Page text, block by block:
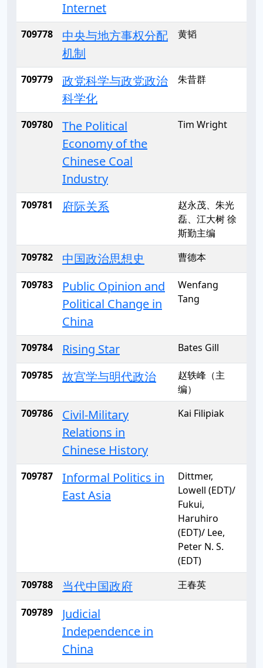
Internet
709778
中央与地方事权分配
机制
黄韬
709779
政党科学与政党政治
科学化
朱昔群
709780
The Political
Economy of the
Chinese Coal
Industry
Tim Wright
709781 府际关系
赵永茂、朱光
磊、江大树 徐
斯勤主编
709782
中国政治思想史 曹德本
709783
Public Opinion and
Political Change in
China
Wenfang
Tang
709784 Rising Star Bates Gill
709785 故宫学与明代政治
赵轶峰（主
编）
709786
Civil-Military
Relations in
Chinese History
Kai Filipiak
709787
Informal Politics in
East Asia
Dittmer,
Lowell (EDT)/
Fukui,
Haruhiro
(EDT)/ Lee,
Peter N. S.
(EDT)
709788
当代中国政府 王春英
709789
Judicial
Independence in
China